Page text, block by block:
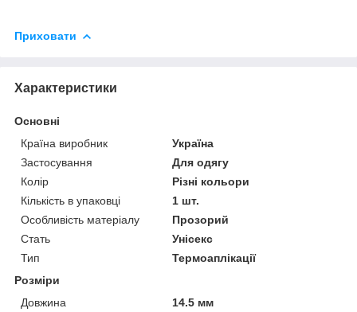
Приховати
Характеристики
Основні
Країна виробник
Україна
Застосування
Для одягу
Колір
Різні кольори
Кількість в упаковці
1 шт.
Особливість матеріалу
Прозорий
Стать
Унісекс
Тип
Термоаплікації
Розміри
Довжина
14.5 мм